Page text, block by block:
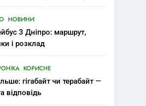
НОВИНИ
3 Дніпро: маршрут,
і розклад
КОРИСНЕ
гігабайт чи терабайт —
відповідь